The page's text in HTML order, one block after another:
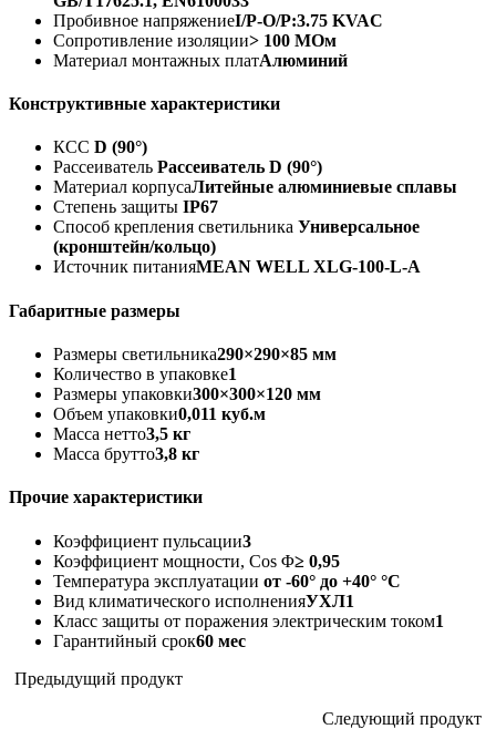
Пробивное напряжениеI/P-O/P:3.75 KVAC
Сопротивление изоляции> 100 МОм
Материал монтажных платАлюминий
Конструктивные характеристики
КСС D (90°)
Рассеиватель Рассеиватель D (90°)
Материал корпусаЛитейные алюминиевые сплавы
Степень защиты IP67
Способ крепления светильника Универсальное
(кронштейн/кольцо)
Источник питанияMEAN WELL XLG-100-L-A
Габаритные размеры
Размеры светильника290×290×85 мм
Количество в упаковке1
Размеры упаковки300×300×120 мм
Объем упаковки0,011 куб.м
Масса нетто3,5 кг
Масса брутто3,8 кг
Прочие характеристики
Коэффициент пульсации3
Коэффициент мощности, Cos Φ≥ 0,95
Температура эксплуатации от -60° до +40° °C
Вид климатического исполненияУХЛ1
Класс защиты от поражения электрическим током1
Гарантийный срок60 мес
Предыдущий продукт
Следующий продукт